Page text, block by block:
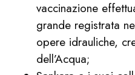
vaccinazione
grande registrata
opere idrauliche,
dell’Acqua;